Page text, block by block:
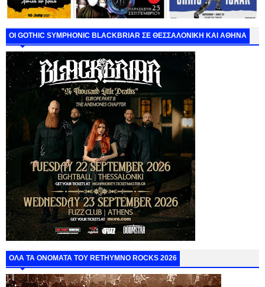
ΟΙ GOTHIC SYMPHONIC BLACKBRIAR ΣΕ ΘΕΣΣΑΛΟΝΙΚΗ ΚΑΙ ΑΘΗΝΑ
ΟΛΑ ΤΑ ΟΝΟΜΑΤΑ ΤΟΥ RETHYMNO ROCKS 2026